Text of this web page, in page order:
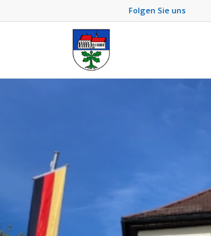
Folgen Sie uns